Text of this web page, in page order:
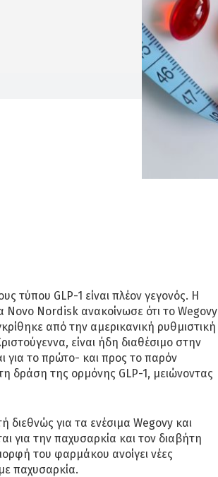
τύπου GLP-1 είναι πλέον γεγονός. Η
Novo Nordisk ανακοίνωσε ότι το Wegovy
από την αμερικανική ρυθμιστική
είναι ήδη διαθέσιμο στην
για το πρώτο- και προς το παρόν
δράση της ορμόνης GLP-1, μειώνοντας
για τα ενέσιμα Wegovy και
για την παχυσαρκία και τον διαβήτη
του φαρμάκου ανοίγει νέες
παχυσαρκία.